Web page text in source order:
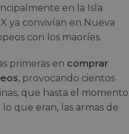
en la Isla
ya convivían en Nueva
con los maoríes.
primeras en comprar
, provocando cientos
que hasta el momento
que eran, las armas de